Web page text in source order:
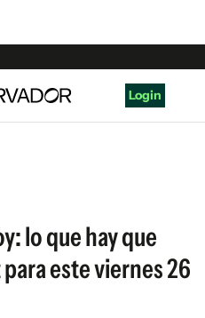
Login
lo que hay que
este viernes 26